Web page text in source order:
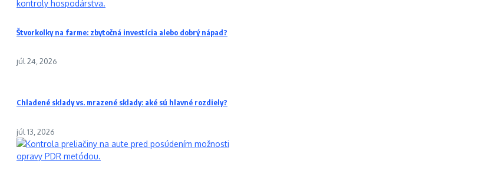
Štvorkolky na farme: zbytočná investícia alebo dobrý nápad?
júl 24, 2026
Chladené sklady vs. mrazené sklady: aké sú hlavné rozdiely?
júl 13, 2026